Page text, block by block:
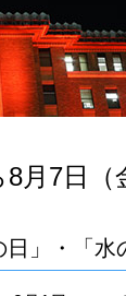
月7日（
」・「水